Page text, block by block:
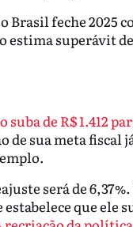
Brasil feche 2025
estima superávit
de R$ 1.412
de sua meta fiscal
será de
que ele